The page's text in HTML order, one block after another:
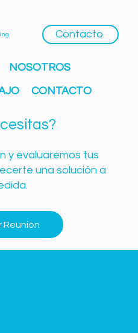
NOSOTROS
CONTACTO
Contacto
y evaluaremos tus
una solución a
Reunión